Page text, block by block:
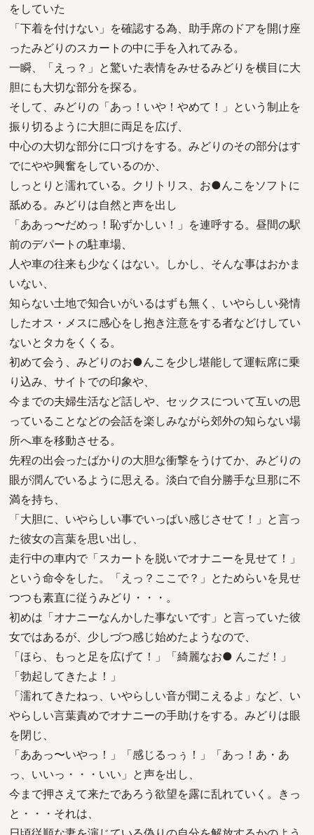
をしていた
「下着を付けない」を確認する為、助手席のドアを開け座
ったみどりのスカートの中に手を入れてみる。
一瞬、「えっ？」と驚いた表情をみせるみどりを横目に大
胆にも大切な部分を探る。
そして、みどりの「あっ！いや！やめて！」という制止を
振り切るように大胆に両足を広げ、
中心の大切な部分に口づけをする。みどりのその部分はす
でにやや興奮をしているのか、
しっとりと濡れている。クリトリス、お●んこをソフトに
舐める。みどりは自然と声を出し
「ああっ〜だめっ！恥ずかしい！」を連呼する。昼間の駅
前のデパートの駐車場、
人や車の往来も少なくはない。しかし、そんな事はおかま
いない、
知らない土地で知合いがいるはずも無く、いやらしい発情
したオス・メスに感心をし抱き注意をする者などけしてい
ないとタカをくくる。
初めて会う、みどりのお●んこを少し堪能して運転席に乗
り込み、サイトでの印象や、
今までの夫婦生活など話しや、セックスについて互いの思
っていることなどの会話を楽しみながら郊外の知らない場
所へ車を移動させる。
先程の出会ったばかりの大胆な衝撃をうけてか、みどりの
眼が潤んでいるように思える。淡白で自分勝手な旦那に不
満を持ち、
「大胆に、いやらしい事でいっぱい感じさせて！」と言っ
た彼女の言葉を思い出し、
走行中の車内で「スカートを脱いでオナニーを見せて！」
という命令をした。「えっ？ここで？」とためらいを見せ
つつも素直に従うみどり・・・。
初めは「オナニーなんかした事ないです」と言っていた彼
女ではあるが、少しづつ感じ始めたようなので、
「ほら、もっと足を広げて！」「綺麗なお● んこだ！」
「勃起してきたよ！」
「濡れてきたねっ、いやらしい音が聞こえるよ」など、い
やらしい言葉責めでオナニーの手助けをする。みどりは眼
を閉じ、
「ああっ〜いやっ！」「感じるっぅ！」「あっ！あ・あ
っ、いいっ・・・いい」と声を出し、
今まで押さえて来たであろう欲望を露に乱れていく。きっ
と・・・それは、